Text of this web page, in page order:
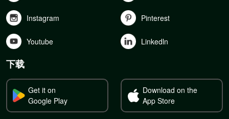
Instagram Pinterest
Youtube Linkedln
下载
Get it on
Google Play
Download on the
App Store